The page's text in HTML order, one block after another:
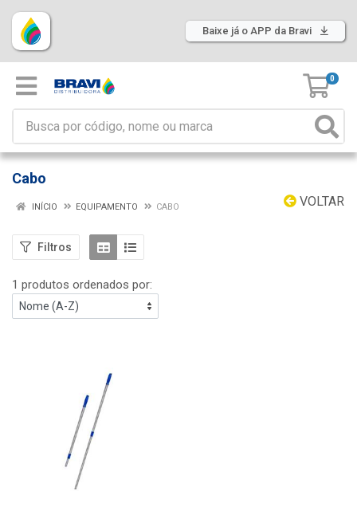
Baixe já o APP da Bravi
0
Cabo
VOLTAR
INÍCIO EQUIPAMENTO CABO
Filtros
1 produtos ordenados por: